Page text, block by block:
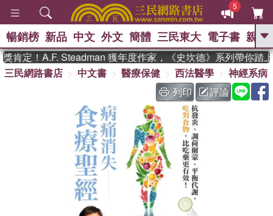
5
GO
熱搜： 東野圭吾 、 高希均教授回憶錄
The Odyssey 、 父親節 、 如果歷
史是一群喵 、 暑期推薦 、 國際布克
獎 臺灣漫遊錄
、 方念華
登輝時代 、 數學女孩：黎曼猜想
偉大的迷走神經
暢銷榜 新品 中文 外文 簡體 三民東大 電子書 親子
定！A.F. Steadman 獲年度作家，《史坎德》系列帶你踏上
三民網路書店
中文書 醫療保健 西法醫學
神經系病
列印
評論